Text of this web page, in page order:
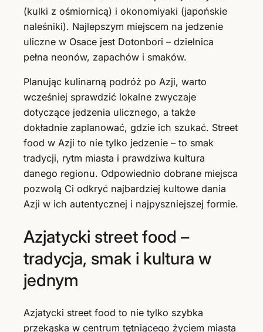
(kulki z ośmiornicą) i okonomiyaki (japońskie
naleśniki). Najlepszym miejscem na jedzenie
uliczne w Osace jest Dotonbori – dzielnica
pełna neonów, zapachów i smaków.
Planując kulinarną podróż po Azji, warto
wcześniej sprawdzić lokalne zwyczaje
dotyczące jedzenia ulicznego, a także
dokładnie zaplanować, gdzie ich szukać. Street
food w Azji to nie tylko jedzenie – to smak
tradycji, rytm miasta i prawdziwa kultura
danego regionu. Odpowiednio dobrane miejsca
pozwolą Ci odkryć najbardziej kultowe dania
Azji w ich autentycznej i najpyszniejszej formie.
Azjatycki street food –
tradycja, smak i kultura w
jednym
Azjatycki street food to nie tylko szybka
przekąska w centrum tętniącego życiem miasta